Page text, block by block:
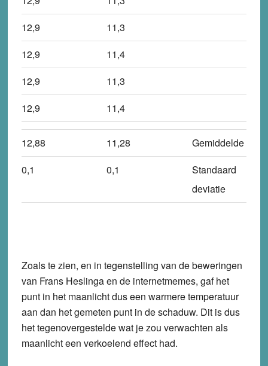
12,9
11,3
12,9
11,4
12,9
11,3
12,9
11,4
12,88 11,28
Gemiddelde
0,1
0,1
Standaard
deviatie
Zoals te zien, en in tegenstelling van de beweringen
van Frans Heslinga en de internetmemes, gaf het
punt in het maanlicht dus een warmere temperatuur
aan dan het gemeten punt in de schaduw. Dit is dus
het tegenovergestelde wat je zou verwachten als
maanlicht een verkoelend effect had.